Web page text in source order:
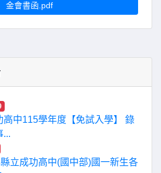
金會書函.pdf
高中115學年度【免試入學】 錄
...
立成功高中(國中部)國一新生各